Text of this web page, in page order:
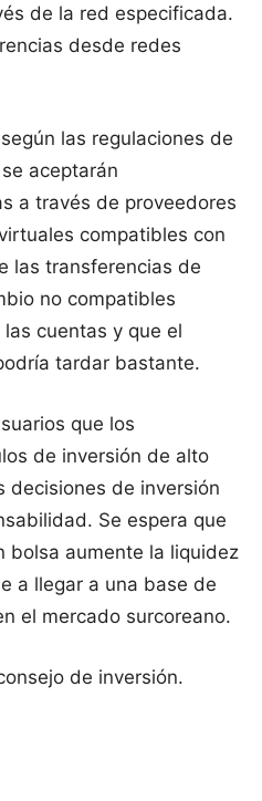
de la red especificada.
desde redes
las regulaciones de
se aceptarán
a través de proveedores
compatibles con
las transferencias de
no compatibles
cuentas y que el
tardar bastante.
que los
de inversión de alto
decisiones de inversión
Se espera que
bolsa aumente la liquidez
a llegar a una base de
el mercado surcoreano.
de inversión.